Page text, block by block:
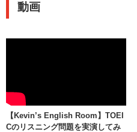
動画
【Kevin’s English Room】TOEI
Cのリスニング問題を実演してみ